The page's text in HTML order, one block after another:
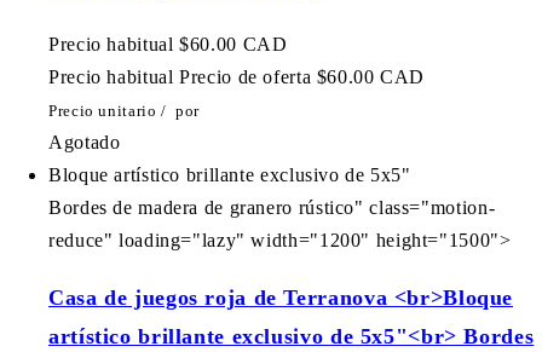
Precio habitual $60.00 CAD
Precio habitual Precio de oferta $60.00 CAD
Precio unitario / por
Agotado
Bloque artístico brillante exclusivo de 5x5"
Bordes de madera de granero rústico" class="motion-
reduce" loading="lazy" width="1200" height="1500">
Casa de juegos roja de Terranova <br>Bloque
artístico brillante exclusivo de 5x5"<br> Bordes